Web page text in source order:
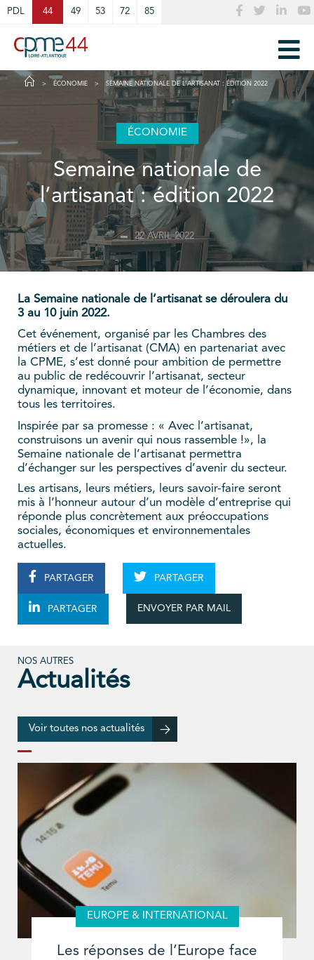
PDL 44 49 53 72 85
ÉCONOMIE SEMAINE NATIONALE DE L’ARTISANAT : ÉDITION 2022
ÉCONOMIE
Semaine nationale de
l’artisanat : édition 2022
22 AVRIL 2022
La Semaine nationale de l’artisanat se déroulera du
3 au 10 juin 2022.
Cet événement, organisé par les Chambres des
métiers et de l’artisanat (CMA) en partenariat avec
la CPME, s’est donné pour ambition de permettre
au public de redécouvrir l’artisanat, secteur
dynamique, innovant et moteur de l’économie, dans
tous les territoires.
Inspirée par sa promesse : « Avec l’artisanat,
construisons un avenir qui nous rassemble !», la
Semaine nationale de l’artisanat permettra
d’échanger sur les perspectives d’avenir du secteur.
Les artisans, leurs métiers, leurs savoir-faire seront
mis à l’honneur autour d’un modèle d’entreprise qui
réponde plus concrètement aux préoccupations
sociales, économiques et environnementales
actuelles.
PARTAGER PARTAGER
PARTAGER ENVOYER PAR MAIL
NOS AUTRES
Actualités
Voir toutes nos actualités
EUROPE & INTERNATIONAL
Les réponses de l’Europe face
Cookies management panel